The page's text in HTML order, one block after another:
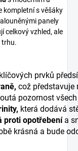
kompletní s věšáky
panely
celkový vzhled, ale
trhu.
prvků
což
pozornost
která dodává
proti opotřebenía
krásná a bude